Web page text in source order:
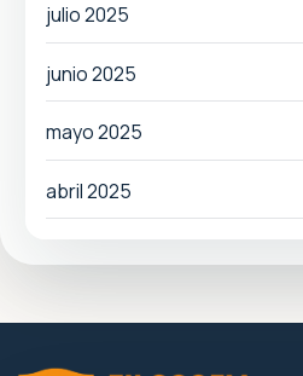
julio 2025
junio 2025
mayo 2025
abril 2025